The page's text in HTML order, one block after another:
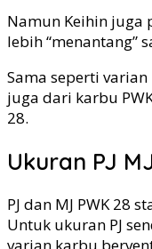
Namun Keihin juga
lebih “menantang”
Sama seperti
juga dari karbu
28.
Ukuran PJ
PJ dan MJ PWK 28
Untuk ukuran PJ